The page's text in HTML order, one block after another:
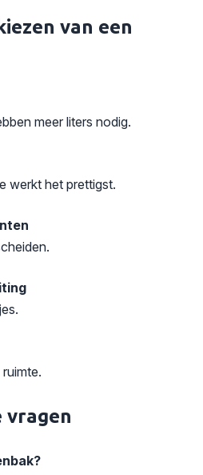
van een
meer liters nodig.
werkt het prettigst.
vragen